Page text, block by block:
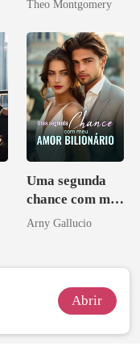
Theo Montgomery
Uma segunda
chance com meu
amor bilionário
Arny Gallucio
Abrir